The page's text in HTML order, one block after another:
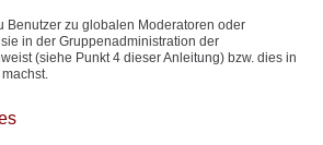
Benutzer zu globalen Moderatoren oder
in der Gruppenadministration der
(siehe Punkt 4 dieser Anleitung) bzw. dies in